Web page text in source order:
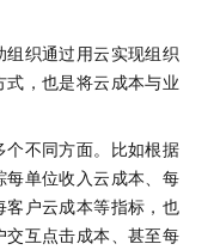
织通过用云实现组织
，也是将云成本与业
不同方面。比如根据
单位收入云成本、每
户云成本等指标，也
互点击成本、甚至每